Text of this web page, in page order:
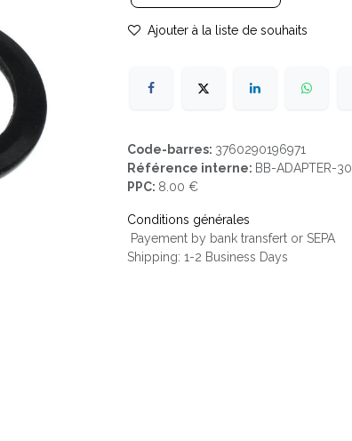
Ajouter à la liste de souhaits
Code-barres: 3760290196971
Référence interne: BB-ADAPTER-30
PPC: 8.00 €
Conditions générales
Payement by bank transfert or SEPA
Shipping: 1-2 Business Days